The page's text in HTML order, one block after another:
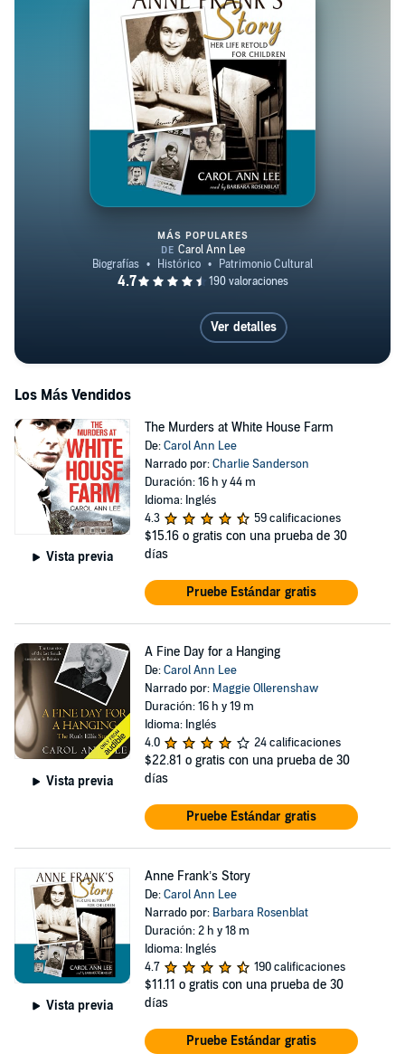
Anne Frank’s Story
MÁS POPULARES
Ver detalles
Los Más Vendidos
Vista previa
The Murders at White House Farm
De:Carol Ann Lee
Narrado por:Charlie Sanderson
Duración: 16 h y 44 m
Idioma: Inglés
4.3
59 calificaciones
$15.16 o gratis con una prueba de 30
días
Pruebe Estándar gratis
Vista previa
A Fine Day for a Hanging
De:Carol Ann Lee
Narrado por: Maggie Ollerenshaw
Duración: 16 h y 19 m
Idioma: Inglés
4.0
24 calificaciones
$22.81 o gratis con una prueba de 30
días
Pruebe Estándar gratis
Vista previa
Anne Frank’s Story
De:Carol Ann Lee
Narrado por: Barbara Rosenblat
Duración: 2 h y 18 m
Idioma: Inglés
4.7
190 calificaciones
$11.11 o gratis con una prueba de 30
días
Pruebe Estándar gratis